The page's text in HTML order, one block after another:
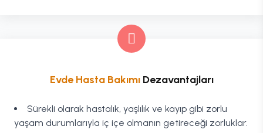
Evde Hasta BakımıDezavantajları
Sürekli olarak hastalık, yaşlılık ve kayıp gibi zorlu
yaşam durumlarıyla iç içe olmanın getireceği zorluklar.